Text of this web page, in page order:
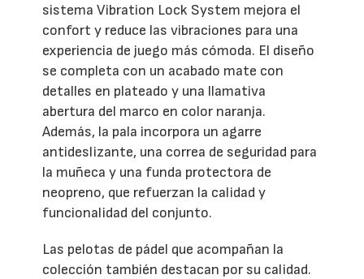
sistema Vibration Lock System mejora el
confort y reduce las vibraciones para una
experiencia de juego más cómoda. El diseño
se completa con un acabado mate con
detalles en plateado y una llamativa
abertura del marco en color naranja.
Además, la pala incorpora un agarre
antideslizante, una correa de seguridad para
la muñeca y una funda protectora de
neopreno, que refuerzan la calidad y
funcionalidad del conjunto.
Las pelotas de pádel que acompañan la
colección también destacan por su calidad.